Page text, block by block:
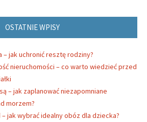
OSTATNIE WPISY
jak uchronić resztę rodziny?
nieruchomości – co warto wiedzieć przed
– jak zaplanować niezapomniane
morzem?
jak wybrać idealny obóz dla dziecka?